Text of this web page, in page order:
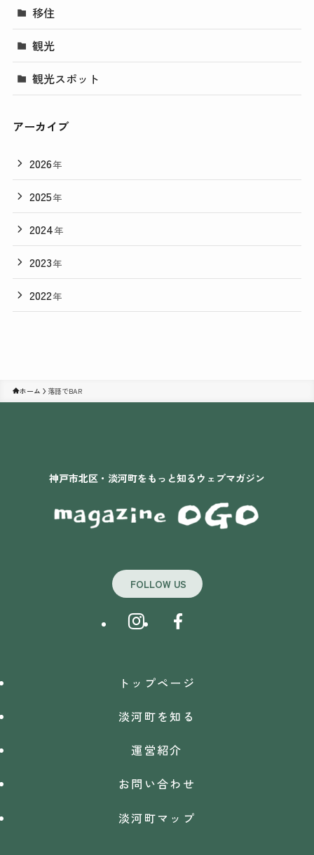
移住
観光
観光スポット
アーカイブ
2026年
2025年
2024年
2023年
2022年
ホーム 落語でBAR
神戸市北区・淡河町をもっと知るウェブマガジン
FOLLOW US
トップページ
淡河町を知る
運営紹介
お問い合わせ
淡河町マップ